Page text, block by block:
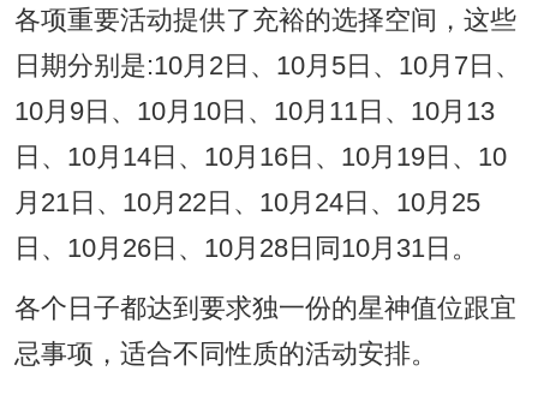
各项重要活动提供了充裕的选择空间，这些
日期分别是:10月2日、10月5日、10月7日、
10月9日、10月10日、10月11日、10月13
日、10月14日、10月16日、10月19日、10
月21日、10月22日、10月24日、10月25
日、10月26日、10月28日同10月31日。
各个日子都达到要求独一份的星神值位跟宜
忌事项，适合不同性质的活动安排。